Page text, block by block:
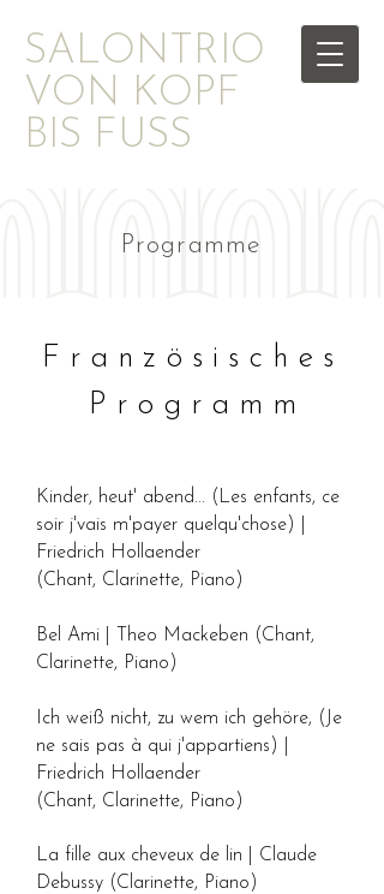
​SALONTRIO
VON KOPF
BIS FUSS
Programme
F r a n z ö s i s c h e s
P r o g r a m m
Kinder, heut' abend... (Les enfants, ce
soir j'vais m'payer quelqu'chose) |
Friedrich Hollaender
(Chant, Clarinette, Piano)
Bel Ami | Theo Mackeben (Chant,
Clarinette, Piano)
Ich weiß nicht, zu wem ich gehöre, (Je
ne sais pas à qui j'appartiens) |
Friedrich Hollaender
(Chant, Clarinette, Piano)
La fille aux cheveux de lin | Claude
Debussy (Clarinette, Piano)